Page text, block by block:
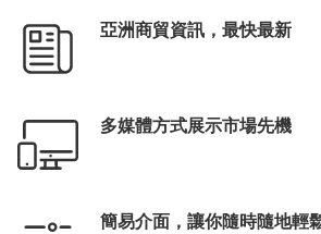
亞洲商貿資訊，最快最新
多媒體方式展示市場先機
簡易介面，讓你隨時隨地輕